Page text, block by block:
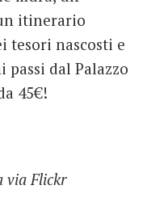
itinerario
nascosti e
dal Palazzo
45€!
via Flickr